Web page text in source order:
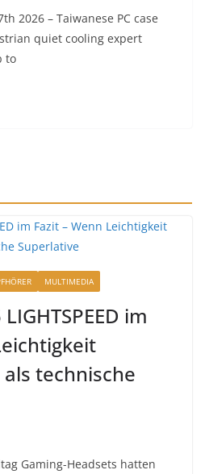
2026 – Taiwanese PC case
quiet cooling expert
to
MULTIMEDIA
im
technische
Gaming-Headsets hatten